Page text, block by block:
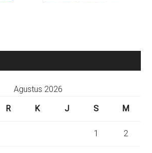
Agustus 2026
R K J S M
1 2